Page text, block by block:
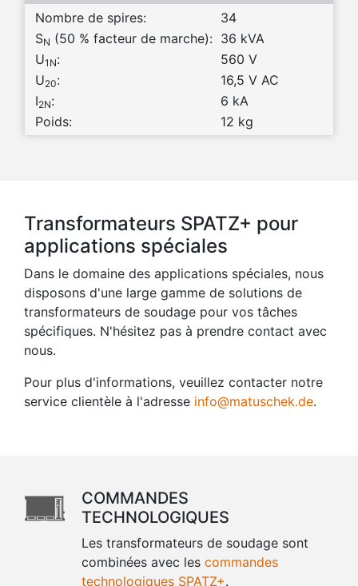
Nombre de spires:
34
SN (50 % facteur de marche): 36 kVA
U1N:
560 V
U20:
16,5 V AC
I2N:
6 kA
Poids:
12 kg
Transformateurs SPATZ+ pour
applications spéciales
Dans le domaine des applications spéciales, nous
disposons d'une large gamme de solutions de
transformateurs de soudage pour vos tâches
spécifiques. N'hésitez pas à prendre contact avec
nous.
Pour plus d'informations, veuillez contacter notre
service clientèle à l'adresse info@matuschek.de.
COMMANDES
TECHNOLOGIQUES
Les transformateurs de soudage sont
combinées avec les commandes
technologiques SPATZ+.